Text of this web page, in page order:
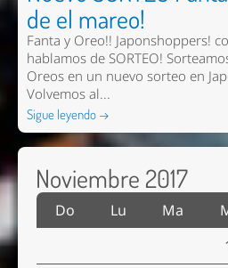
de el mareo!
Fanta y Oreo!! Japonshoppers!
hablamos de SORTEO!
Oreos en un nuevo sorteo en
Volvemos al...
Sigue leyendo →
Noviembre 2017
Do Lu Ma